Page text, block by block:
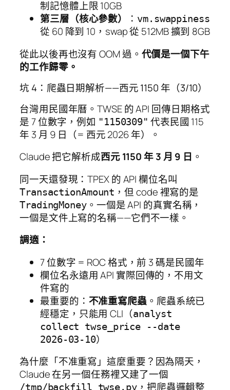
制記憶體上限 10GB
第三層（核心參數）
： vm.swappiness
從 60 降到 10，swap 從 512MB 擴到 8GB
從此以後再也沒有 OOM 過。 代價是一個下午
的工作歸零。
坑 4：爬蟲日期解析——西元 1150 年（3/10）
台灣用民國年曆。TWSE 的 API 回傳日期格式
是 7 位數字，例如 "1150309" 代表民國 115
年 3 月 9 日（= 西元 2026 年）。
Claude 把它解析成西元 1150 年 3 月 9 日 。
同一天還發現：TPEX 的 API 欄位名叫
TransactionAmount ，但 code 裡寫的是
TradingMoney。一個是 API 的真實名稱，
一個是文件上寫的名稱——它們不一樣。
調適：
7 位數字 = ROC 格式，前 3 碼是民國年
欄位名永遠用 API 實際回傳的，不用文
件寫的
最重要的： 不准重寫爬蟲 。爬蟲系統已
經穩定，只能用 CLI（analyst
collect twse_price --date
2026-03-10）
為什麼「不准重寫」這麼重要？因為隔天，
Claude 在另一個任務裡又建了一個
/tmp/backfill_twse.py，把爬蟲邏輯整